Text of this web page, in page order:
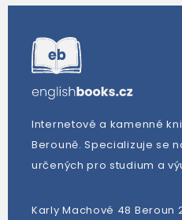
Internetové a kamenné
Berouně. Specializuje se
určených pro studium a
Karly Machové 48 Beroun